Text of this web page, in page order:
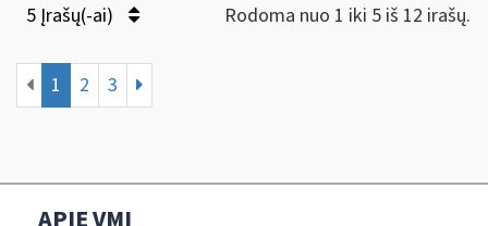
5 Įrašų(-ai) Rodoma nuo 1 iki 5 iš 12 irašų.
1 2 3
APIE VMI